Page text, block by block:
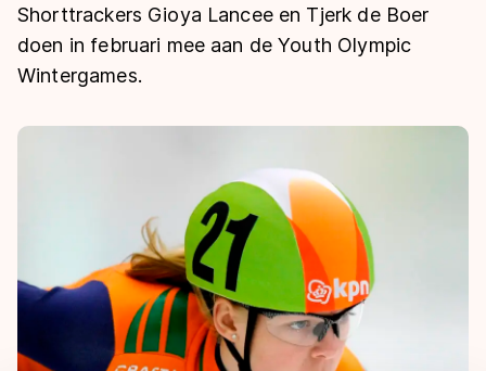
Langebaan
Shorttrack
Uitslagen
Langebaan
Kunstschaatsen
Tijden & historie
Ranglijsten Langebaan
Persoonlijke records & tijden
Historie & statistiek
Inschrijven wedstrijden
Algemene Nederlandse Schaatstijd
Deze zomer de weg op
Waar kan ik schaatsen en skaten?
Schaatsfans
Alles voor jou als schaatsfan
Evenementen
Tickets
Olympische Spelen
Olympische Spelen
Shorttrackers Gioya Lancee en Tjerk de Boer
doen in februari mee aan de Youth Olympic
Wintergames.